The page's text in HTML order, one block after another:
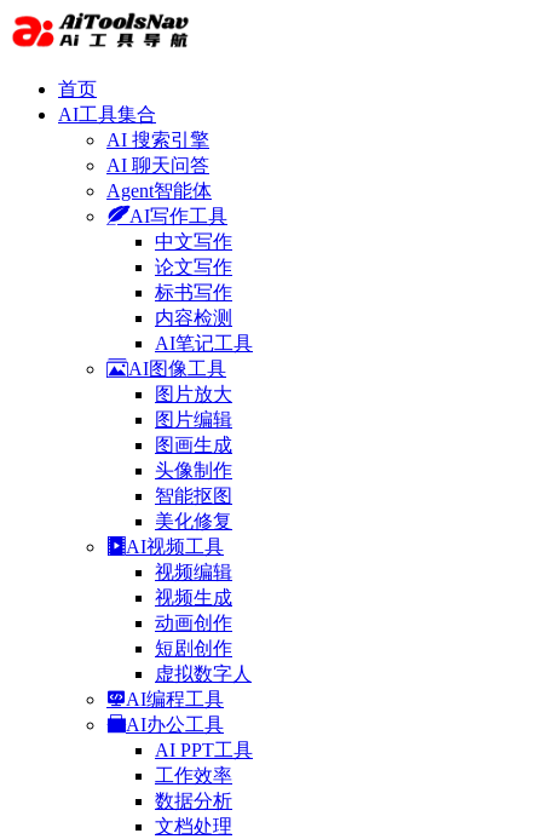
首页
AI工具集合
AI 搜索引擎
AI 聊天问答
Agent智能体
AI写作工具
中文写作
论文写作
标书写作
内容检测
AI笔记工具
AI图像工具
图片放大
图片编辑
图画生成
头像制作
智能抠图
美化修复
AI视频工具
视频编辑
视频生成
动画创作
短剧创作
虚拟数字人
AI编程工具
AI办公工具
AI PPT工具
工作效率
数据分析
文档处理